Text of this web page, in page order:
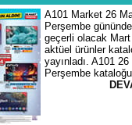
A101 Market 26
Perşembe
geçerli olacak Mart
aktüel ürünler
yayınladı. A101
Perşembe